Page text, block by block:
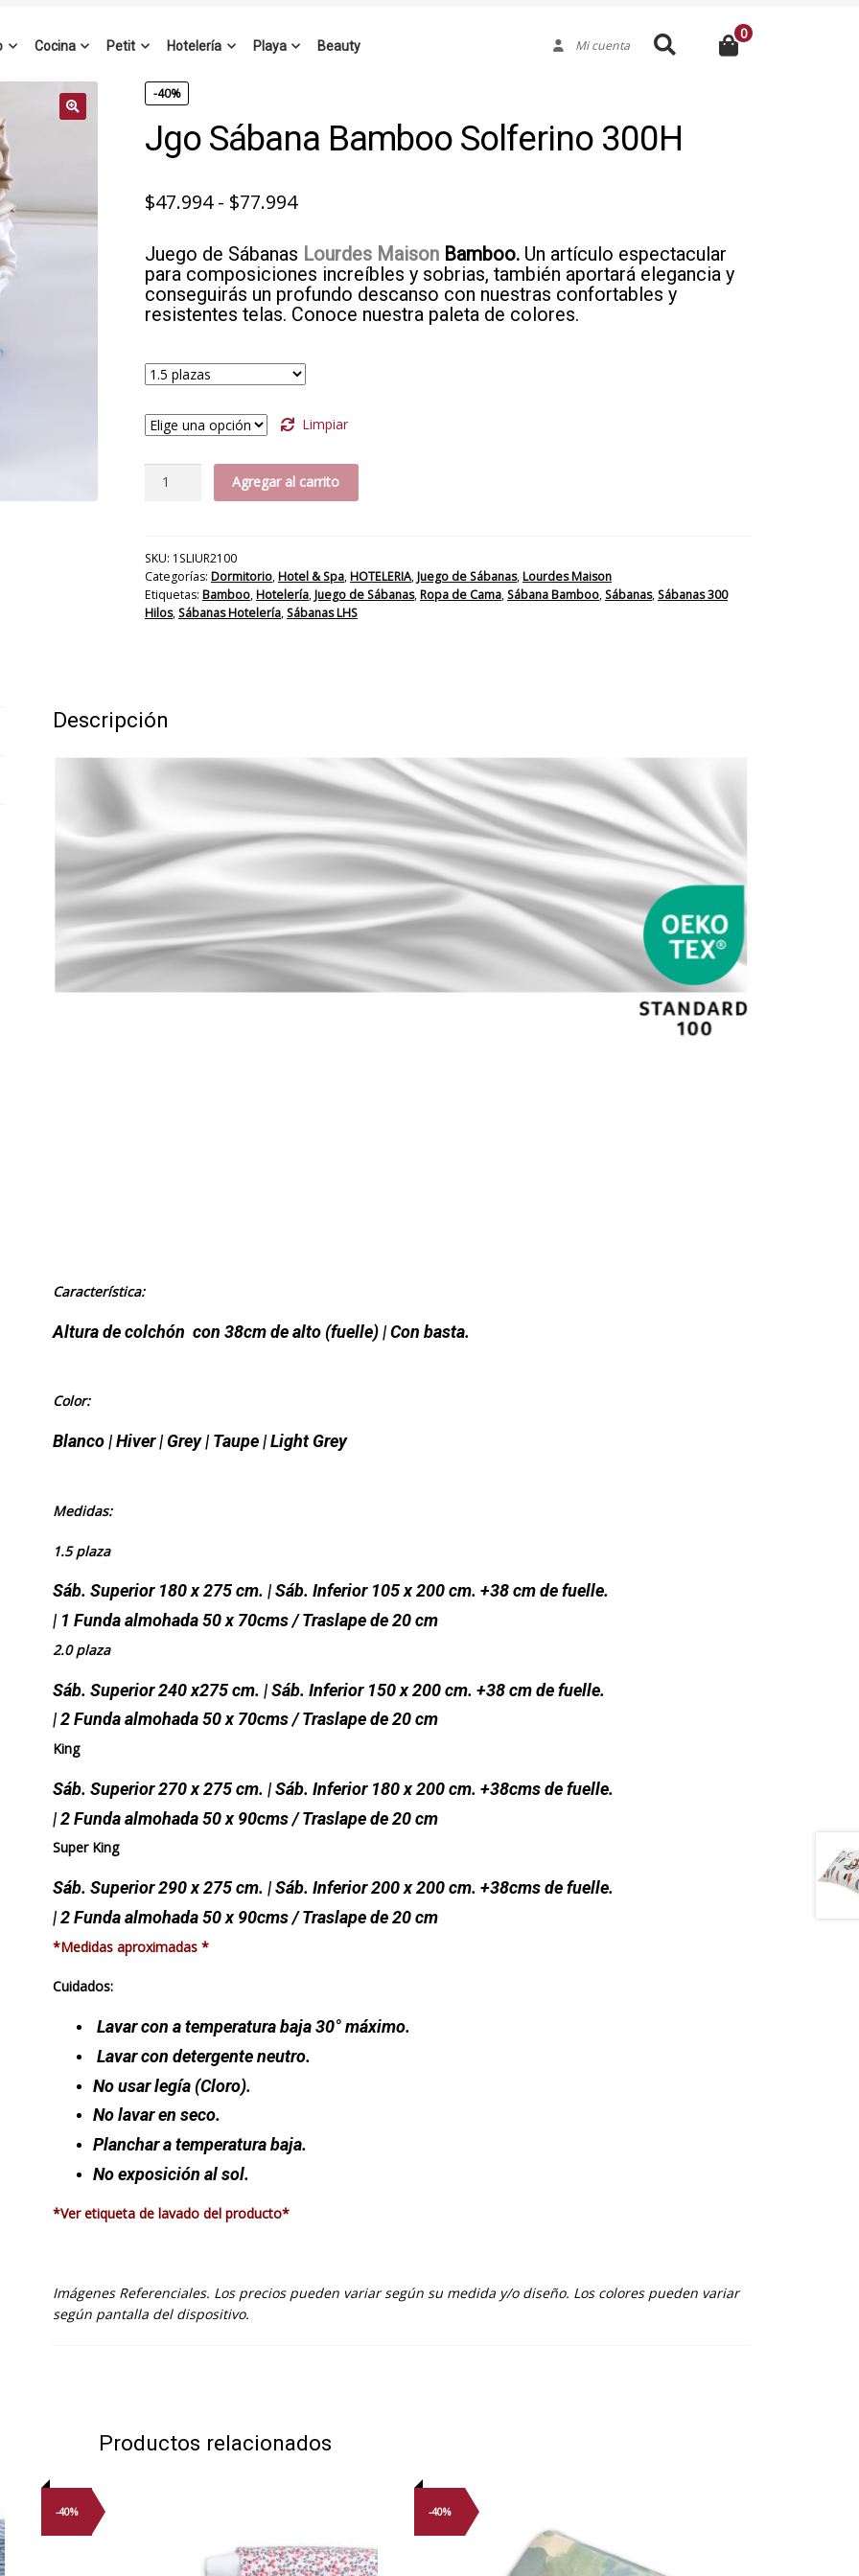
Cocina Petit Hotelería Playa Beauty Mi cuenta Buscar 0
-40%
Jgo Sábana Bamboo Solferino 300H
$47.994 - $77.994Rango
precios:
desde
$47.994
$77.994
Juego de Sábanas Lourdes Maison Bamboo. Un artículo espectacular
para composiciones increíbles y sobrias, también aportará elegancia y
conseguirás un profundo descanso con nuestras confortables y
resistentes telas. Conoce nuestra paleta de colores.
Limpiar
300H
cantidad
Agregar al carrito
SKU: 1SLIUR2100
Categorías: Dormitorio,Hotel & Spa,HOTELERIA,Juego de Sábanas,Lourdes Maison
Etiquetas: Bamboo,Hotelería,Juego de Sábanas,Ropa de Cama,Sábana Bamboo,Sábanas,Sábanas 300
Hilos,Sábanas Hotelería,Sábanas LHS
Descripción
Característica:
Altura de colchón con 38cm de alto (fuelle)|Con basta.
Color:
Blanco | Hiver | Grey | Taupe | Light Grey
Medidas:
1.5 plaza
Sáb. Superior 180 x 275 cm. | Sáb. Inferior 105 x 200 cm. +38 cm de fuelle.
| 1 Funda almohada 50 x 70cms / Traslape de 20 cm
2.0 plaza
Sáb. Superior 240 x275 cm. | Sáb. Inferior 150 x 200 cm. +38 cm de fuelle.
| 2 Funda almohada 50 x 70cms / Traslape de 20 cm
King
Sáb. Superior 270 x 275 cm. | Sáb. Inferior 180 x 200 cm. +38cms de fuelle.
| 2 Funda almohada 50 x 90cms / Traslape de 20 cm
Super King
Sáb. Superior 290 x 275 cm. | Sáb. Inferior 200 x 200 cm. +38cms de fuelle.
| 2 Funda almohada 50 x 90cms / Traslape de 20 cm
*Medidas aproximadas *
Cuidados:
Lavar con a temperatura baja 30° máximo.
Lavar con detergente neutro.
No usar legía (Cloro).
No lavar en seco.
Planchar a temperatura baja.
No exposición al sol.
*Ver etiqueta de lavado del producto*
Imágenes Referenciales. Los precios pueden variar según su medida y/o diseño. Los colores pueden variar
según pantalla del dispositivo.
Productos relacionados
-40% -40%